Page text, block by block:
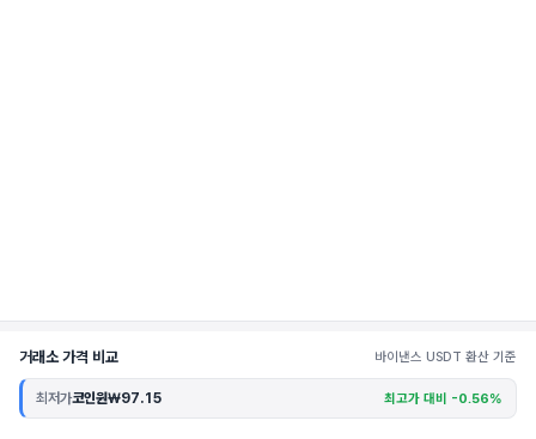
거래소 가격 비교 바이낸스 USDT 환산 기준
최저가코인원₩97.15 최고가 대비 -0.56%